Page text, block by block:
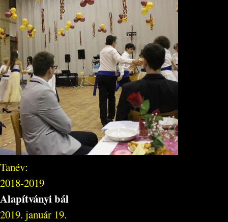
Tanév:
2018-2019
Alapítványi bál
2019. január 19.